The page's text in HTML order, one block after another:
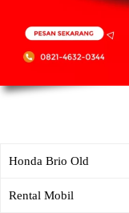
Honda Brio Old
Rental Mobil